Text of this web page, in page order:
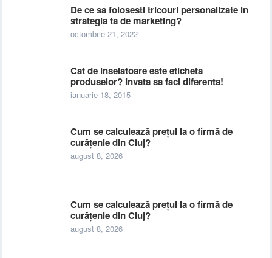
De ce sa folosesti tricouri personalizate in
strategia ta de marketing?
octombrie 21, 2022
Cat de inselatoare este eticheta
produselor? Invata sa faci diferenta!
ianuarie 18, 2015
Cum se calculează prețul la o firmă de
curățenie din Cluj?
august 8, 2026
Cum se calculează prețul la o firmă de
curățenie din Cluj?
august 8, 2026